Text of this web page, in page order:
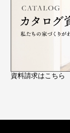
資料請求はこちら